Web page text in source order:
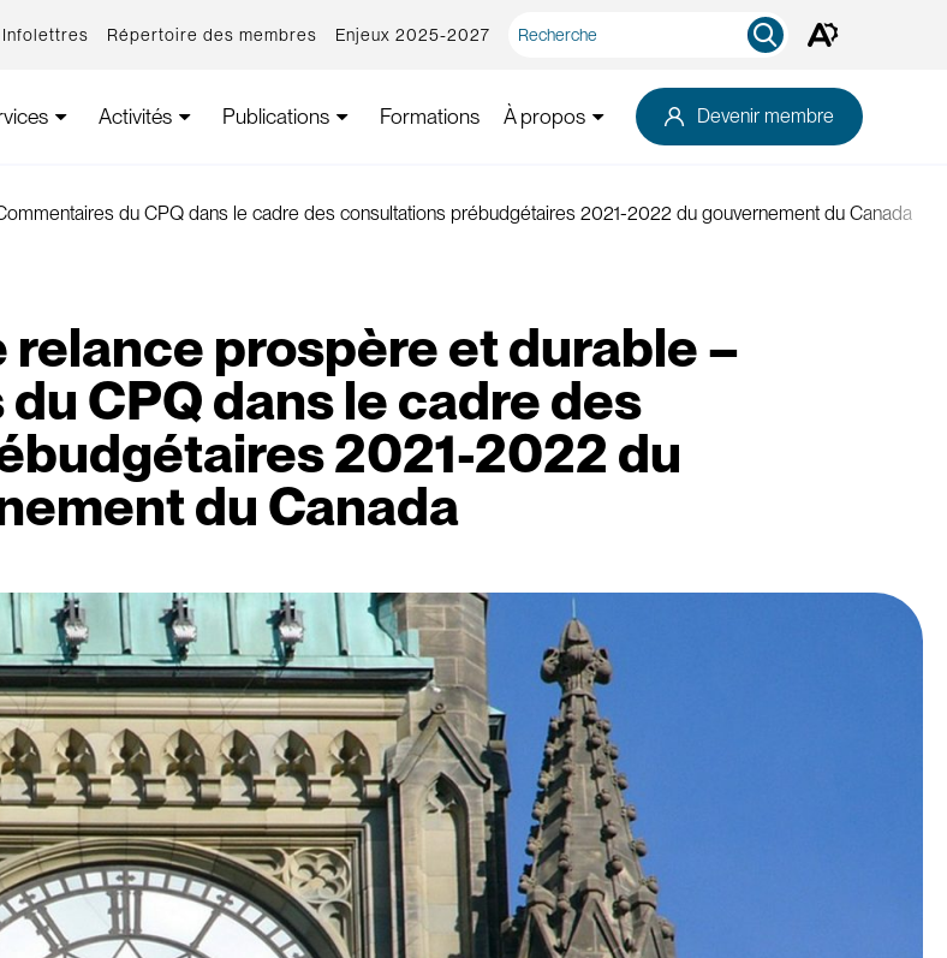
Infolettres Répertoire des membres Enjeux 2025-2027
rapide
Ouvrez
d'outils
d'accessibilité.
Activités Publications Formations À propos Devenir membre
du CPQ dans le cadre des consultations prébudgétaires 2021-2022 du gouvernement du Canada
relance prospère et durable –
CPQ dans le cadre des
2021-2022 du
du Canada